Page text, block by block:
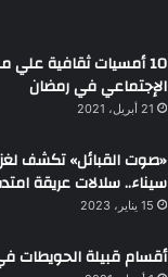
10 أمسيات ثقافية
الإجتماعي في رمضان
21 أبريل، 2021
«صوت القبائل» تكشف
سيناء.. سلالات عريقة
15 يناير، 2023
أقسام قبيلة الحويطات